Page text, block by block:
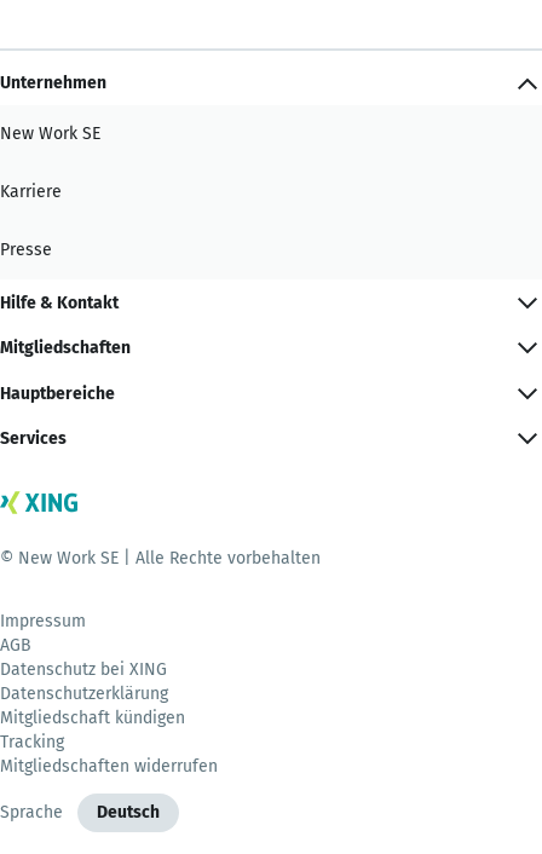
Unternehmen
New Work SE
Karriere
Presse
Hilfe & Kontakt
Mitgliedschaften
Hauptbereiche
Services
© New Work SE | Alle Rechte vorbehalten
Impressum
AGB
Datenschutz bei XING
Datenschutzerklärung
Mitgliedschaft kündigen
Tracking
Mitgliedschaften widerrufen
Sprache Deutsch